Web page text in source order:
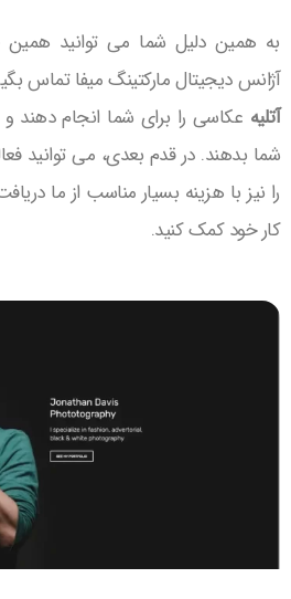
به همین دلیل شما می توانید همین
آژانس دیجیتال مارکتینگ میفا تماس
آتلیه عکاسی را برای شما انجام دهند
شما بدهند. در قدم بعدی، می توانید
را نیز با هزینه بسیار مناسب از ما
کار خود کمک کنید.